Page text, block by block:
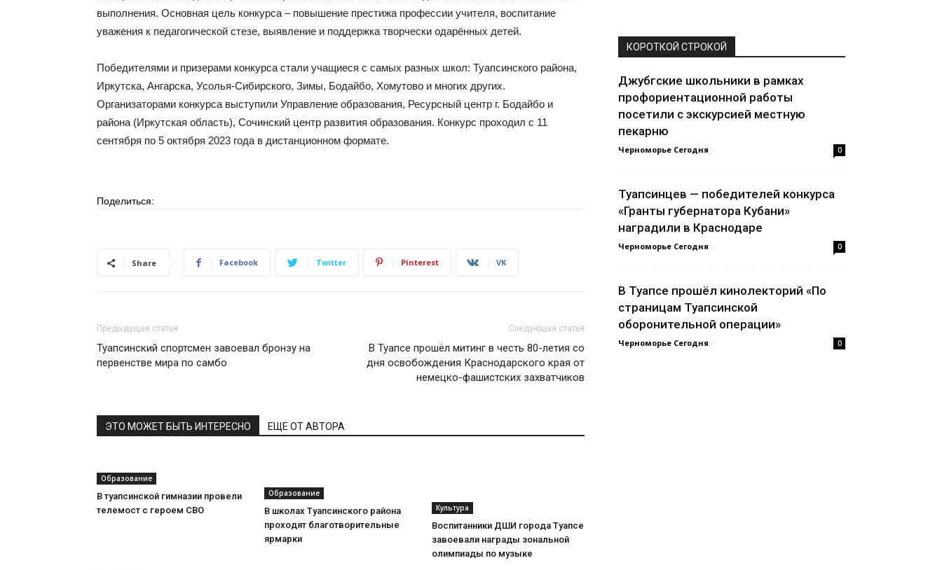
выполнения. Основная цель конкурса – повышение престижа профессии учителя, воспитание
уважения к педагогической стезе, выявление и поддержка творчески одарённых детей.
Победителями и призерами конкурса стали учащиеся с самых разных школ: Туапсинского района,
Иркутска, Ангарска, Усолья-Сибирского, Зимы, Бодайбо, Хомутово и многих других.
Организаторами конкурса выступили Управление образования, Ресурсный центр г. Бодайбо и
района (Иркутская область), Сочинский центр развития образования. Конкурс проходил с 11
сентября по 5 октября 2023 года в дистанционном формате.
Поделиться:
Share Facebook Twitter Pinterest VK
Предыдущая статья
Туапсинский спортсмен завоевал бронзу на
первенстве мира по самбо
Следующая статья
В Туапсе прошёл митинг в честь 80-летия со
дня освобождения Краснодарского края от
немецко-фашистских захватчиков
ЭТО МОЖЕТ БЫТЬ ИНТЕРЕСНО ЕЩЕ ОТ АВТОРА
Образование
В туапсинской гимназии провели
телемост с героем СВО
Образование
В школах Туапсинского района
проходят благотворительные
ярмарки
Культура
Воспитанники ДШИ города Туапсе
завоевали награды зональной
олимпиады по музыке
КОРОТКОЙ СТРОКОЙ
Джубгские школьники в рамках
профориентационной работы
посетили с экскурсией местную
пекарню
Черноморье Сегодня - 0
Туапсинцев — победителей конкурса
«Гранты губернатора Кубани»
наградили в Краснодаре
Черноморье Сегодня - 0
В Туапсе прошёл кинолекторий «По
страницам Туапсинской
оборонительной операции»
Черноморье Сегодня - 0